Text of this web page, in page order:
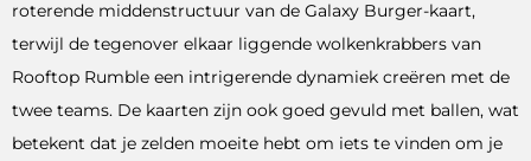
roterende middenstructuur van de Galaxy Burger-kaart,
terwijl de tegenover elkaar liggende wolkenkrabbers van
Rooftop Rumble een intrigerende dynamiek creëren met de
twee teams. De kaarten zijn ook goed gevuld met ballen, wat
betekent dat je zelden moeite hebt om iets te vinden om je